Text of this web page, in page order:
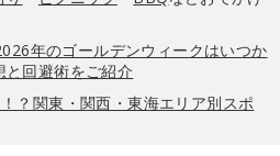
年のゴールデンウィークはいつか
回避術をご紹介
？関東・関西・東海エリア別スポ